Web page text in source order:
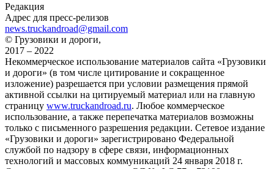
Редакция
Адрес для пресс-релизов
news.truckandroad@gmail.com
© Грузовики и дороги,
2017 – 2022
Некоммерческое использование материалов сайта «Грузовики
и дороги» (в том числе цитирование и сокращенное
изложение) разрешается при условии размещения прямой
активной ссылки на цитируемый материал или на главную
страницу www.truckandroad.ru. Любое коммерческое
использование, а также перепечатка материалов возможны
только с письменного разрешения редакции. Сетевое издание
«Грузовики и дороги» зарегистрировано Федеральной
службой по надзору в сфере связи, информационных
технологий и массовых коммуникаций 24 января 2018 г.